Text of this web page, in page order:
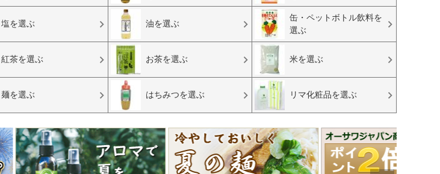
塩を選ぶ 油を選ぶ
缶・ペットボトル飲料を
選ぶ
紅茶を選ぶ お茶を選ぶ 米を選ぶ
麺を選ぶ はちみつを選ぶ リマ化粧品を選ぶ